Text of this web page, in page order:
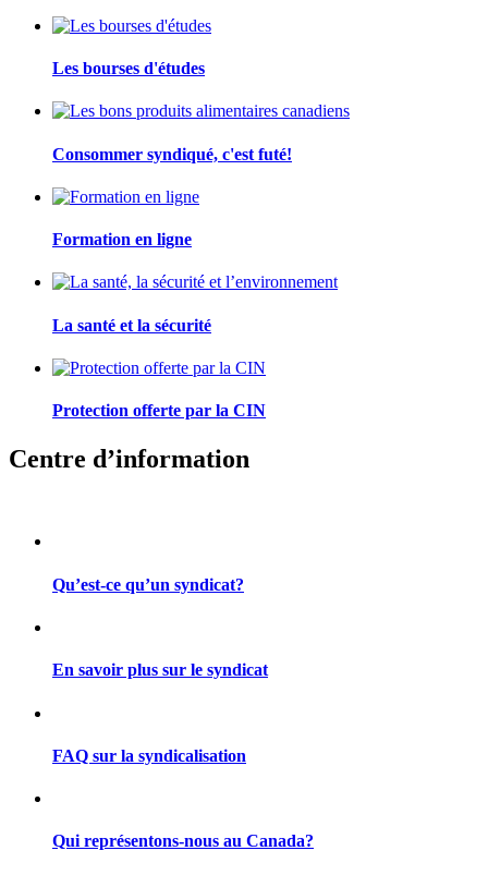
Les bourses d'études
Consommer syndiqué, c'est futé!
Formation en ligne
La santé et la sécurité
Protection offerte par la CIN
Centre d’information
Qu’est-ce qu’un syndicat?
En savoir plus sur le syndicat
FAQ sur la syndicalisation
Qui représentons-nous au Canada?